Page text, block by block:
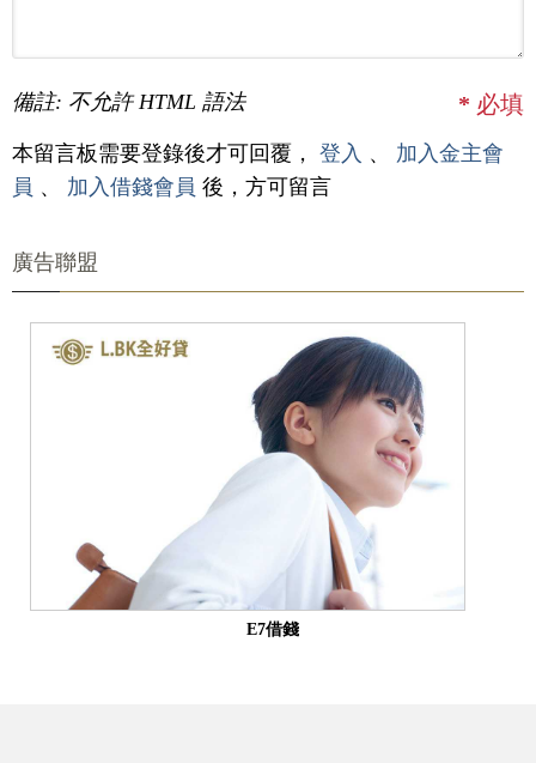
備註: 不允許 HTML 語法 * 必填
本留言板需要登錄後才可回覆， 登入 、 加入金主會
員 、 加入借錢會員 後，方可留言
廣告聯盟
E7借錢